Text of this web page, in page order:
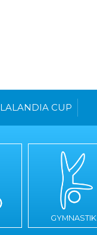
LALANDIA CUP
GYMNASTIK